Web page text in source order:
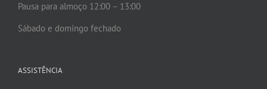
Pausa para almoço 12:00 – 13:00
Sábado e domingo fechado
ASSISTÊNCIA